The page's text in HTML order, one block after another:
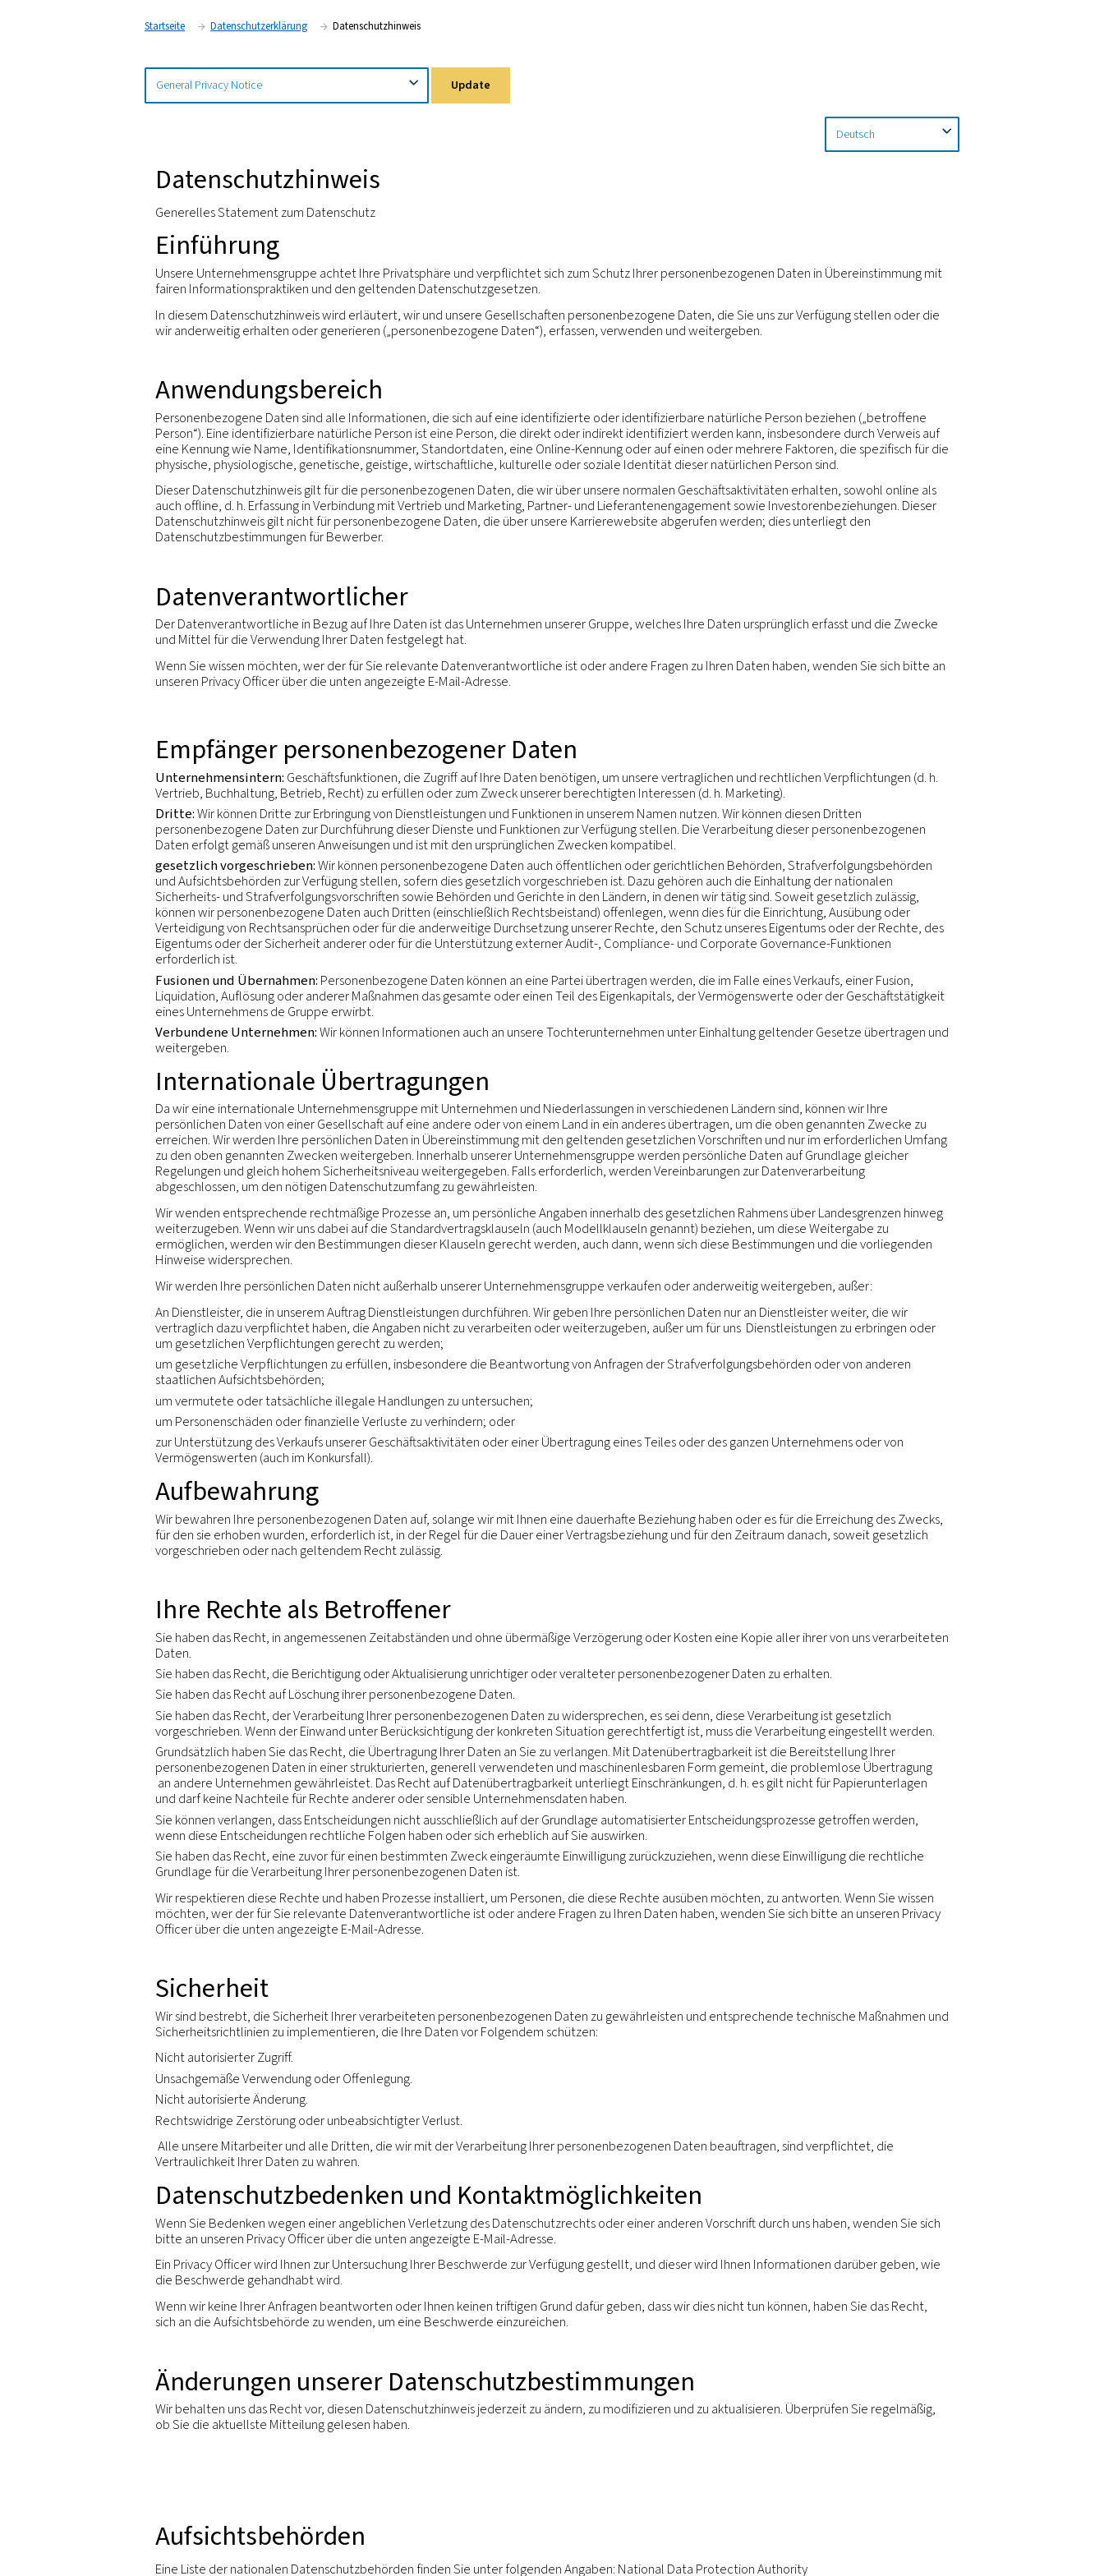
Datenschutzhinweis
Einführung
Unsere Unternehmensgruppe achtet Ihre Privatsphäre und verpflichtet sich zum Schutz Ihrer personenbezogenen Daten in
fairen Informationspraktiken und den geltenden Datenschutzgesetzen.
In diesem Datenschutzhinweis wird erläutert, wir und unsere Gesellschaften personenbezogene Daten, die Sie uns zur Verfügung
wir anderweitig erhalten oder generieren („personenbezogene Daten“), erfassen, verwenden und weitergeben.
Anwendungsbereich
Personenbezogene Daten sind alle Informationen, die sich auf eine identifizierte oder identifizierbare natürliche Person beziehen
Person“). Eine identifizierbare natürliche Person ist eine Person, die direkt oder indirekt identifiziert werden kann, insbesondere durch
eine Kennung wie Name, Identifikationsnummer, Standortdaten, eine Online-Kennung oder auf einen oder mehrere Faktoren, die
physische, physiologische, genetische, geistige, wirtschaftliche, kulturelle oder soziale Identität dieser natürlichen Person sind.
Datenschutzhinweis gilt nicht für personenbezogene Daten, die über unsere Karrierewebsite abgerufen werden; dies unterliegt den
Datenschutzbestimmungen für Bewerber.
Datenverantwortlicher
Der Datenverantwortliche in Bezug auf Ihre Daten ist das Unternehmen unserer Gruppe, welches Ihre Daten ursprünglich erfasst und
und Mittel für die Verwendung Ihrer Daten festgelegt hat.
Wenn Sie wissen möchten, wer der für Sie relevante Datenverantwortliche ist oder andere Fragen zu Ihren Daten haben, wenden Sie
unseren Privacy Officer über die unten angezeigte E-Mail-Adresse.
Empfänger personenbezogener Daten
Unternehmensintern:
Vertrieb, Buchhaltung, Betrieb, Recht) zu erfüllen oder zum Zweck unserer berechtigten Interessen (d. h. Marketing).
Dritte:Wir können Dritte zur Erbringung von Dienstleistungen und Funktionen in unserem Namen nutzen. Wir können diesen Dritten
personenbezogene Daten zur Durchführung dieser Dienste und Funktionen zur Verfügung stellen. Die Verarbeitung dieser
Daten erfolgt gemäß unseren Anweisungen und ist mit den ursprünglichen Zwecken kompatibel.
gesetzlich vorgeschrieben:Wir können personenbezogene Daten auch öffentlichen oder gerichtlichen Behörden,
und Aufsichtsbehörden zur Verfügung stellen, sofern dies gesetzlich vorgeschrieben ist. Dazu gehören auch die Einhaltung der
Sicherheits- und Strafverfolgungsvorschriften sowie Behörden und Gerichte in den Ländern, in denen wir tätig sind. Soweit gesetzlich
können wir personenbezogene Daten auch Dritten (einschließlich Rechtsbeistand) offenlegen, wenn dies für die Einrichtung,
Verteidigung von Rechtsansprüchen oder für die anderweitige Durchsetzung unserer Rechte, den Schutz unseres Eigentums oder der
Eigentums oder der Sicherheit anderer oder für die Unterstützung externer Audit-, Compliance- und Corporate Governance-
erforderlich ist.
Fusionen und Übernahmen:Personenbezogene Daten können an eine Partei übertragen werden, die im Falle eines Verkaufs, einer
Liquidation, Auflösung oder anderer Maßnahmen das gesamte oder einen Teil des Eigenkapitals, der Vermögenswerte oder der
eines Unternehmens de Gruppe erwirbt.
Verbundene Unternehmen:
weitergeben.
Internationale Übertragungen
Da wir eine internationale Unternehmensgruppe mit Unternehmen und Niederlassungen in verschiedenen Ländern sind, können wir
persönlichen Daten von einer Gesellschaft auf eine andere oder von einem Land in ein anderes übertragen, um die oben genannten
erreichen. Wir werden Ihre persönlichen Daten in Übereinstimmung mit den geltenden gesetzlichen Vorschriften und nur im
zu den oben genannten Zwecken weitergeben. Innerhalb unserer Unternehmensgruppe werden persönliche Daten auf Grundlage
Regelungen und gleich hohem Sicherheitsniveau weitergegeben. Falls erforderlich, werden Vereinbarungen zur Datenverarbeitung
Wir wenden entsprechende rechtmäßige Prozesse an, um persönliche Angaben innerhalb des gesetzlichen Rahmens über
weiterzugeben. Wenn wir uns dabei auf die Standardvertragsklauseln (auch Modellklauseln genannt) beziehen, um diese Weitergabe
ermöglichen, werden wir den Bestimmungen dieser Klauseln gerecht werden, auch dann, wenn sich diese Bestimmungen und die
Hinweise widersprechen.
Wir werden Ihre persönlichen Daten nicht außerhalb unserer Unternehmensgruppe verkaufen oder anderweitig weitergeben, außer:
An Dienstleister, die in unserem Auftrag Dienstleistungen durchführen. Wir geben Ihre persönlichen Daten nur an Dienstleister weiter,
vertraglich dazu verpflichtet haben, die Angaben nicht zu verarbeiten oder weiterzugeben, außer um für uns Dienstleistungen zu
um gesetzlichen Verpflichtungen gerecht zu werden;
um gesetzliche Verpflichtungen zu erfüllen, insbesondere die Beantwortung von Anfragen der Strafverfolgungsbehörden oder von
staatlichen Aufsichtsbehörden;
um vermutete oder tatsächliche illegale Handlungen zu untersuchen;
um Personenschäden oder finanzielle Verluste zu verhindern; oder
zur Unterstützung des Verkaufs unserer Geschäftsaktivitäten oder einer Übertragung eines Teiles oder des ganzen Unternehmens
Vermögenswerten (auch im Konkursfall).
Wir bewahren Ihre personenbezogenen Daten auf, solange wir mit Ihnen eine dauerhafte Beziehung haben oder es für die Erreichung
für den sie erhoben wurden, erforderlich ist, in der Regel für die Dauer einer Vertragsbeziehung und für den Zeitraum danach, soweit
vorgeschrieben oder nach geltendem Recht zulässig.
Ihre Rechte als Betroffener
Sie haben das Recht, in angemessenen Zeitabständen und ohne übermäßige Verzögerung oder Kosten eine Kopie aller ihrer von uns
Daten.
Sie haben das Recht, die Berichtigung oder Aktualisierung unrichtiger oder veralteter personenbezogener Daten zu erhalten.
Sie haben das Recht auf Löschung ihrer personenbezogene Daten.
Sie haben das Recht, der Verarbeitung Ihrer personenbezogenen Daten zu widersprechen, es sei denn, diese Verarbeitung ist
vorgeschrieben. Wenn der Einwand unter Berücksichtigung der konkreten Situation gerechtfertigt ist, muss die Verarbeitung
Grundsätzlich haben Sie das Recht, die Übertragung Ihrer Daten an Sie zu verlangen. Mit Datenübertragbarkeit ist die Bereitstellung
personenbezogenen Daten in einer strukturierten, generell verwendeten und maschinenlesbaren Form gemeint, die problemlose
an andere Unternehmen gewährleistet. Das Recht auf Datenübertragbarkeit unterliegt Einschränkungen, d. h. es gilt nicht für
Sie können verlangen, dass Entscheidungen nicht ausschließlich auf der Grundlage automatisierter Entscheidungsprozesse getroffen
wenn diese Entscheidungen rechtliche Folgen haben oder sich erheblich auf Sie auswirken.
Sie haben das Recht, eine zuvor für einen bestimmten Zweck eingeräumte Einwilligung zurückzuziehen, wenn diese Einwilligung die
Grundlage für die Verarbeitung Ihrer personenbezogenen Daten ist.